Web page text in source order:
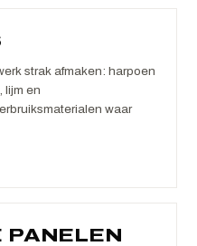
strak afmaken: harpoen
lijm en
waar
PANELEN